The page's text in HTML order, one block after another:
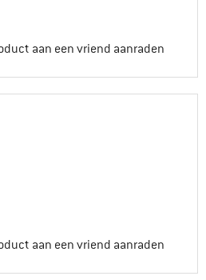
aan een vriend aanraden
aan een vriend aanraden